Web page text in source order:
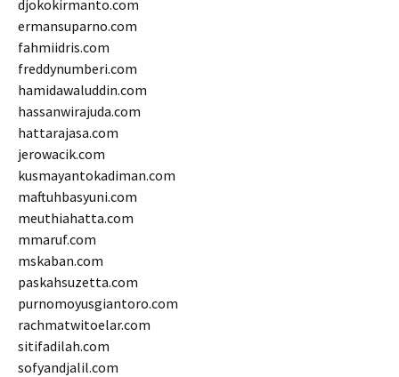
djokokirmanto.com
ermansuparno.com
fahmiidris.com
freddynumberi.com
hamidawaluddin.com
hassanwirajuda.com
hattarajasa.com
jerowacik.com
kusmayantokadiman.com
maftuhbasyuni.com
meuthiahatta.com
mmaruf.com
mskaban.com
paskahsuzetta.com
purnomoyusgiantoro.com
rachmatwitoelar.com
sitifadilah.com
sofyandjalil.com